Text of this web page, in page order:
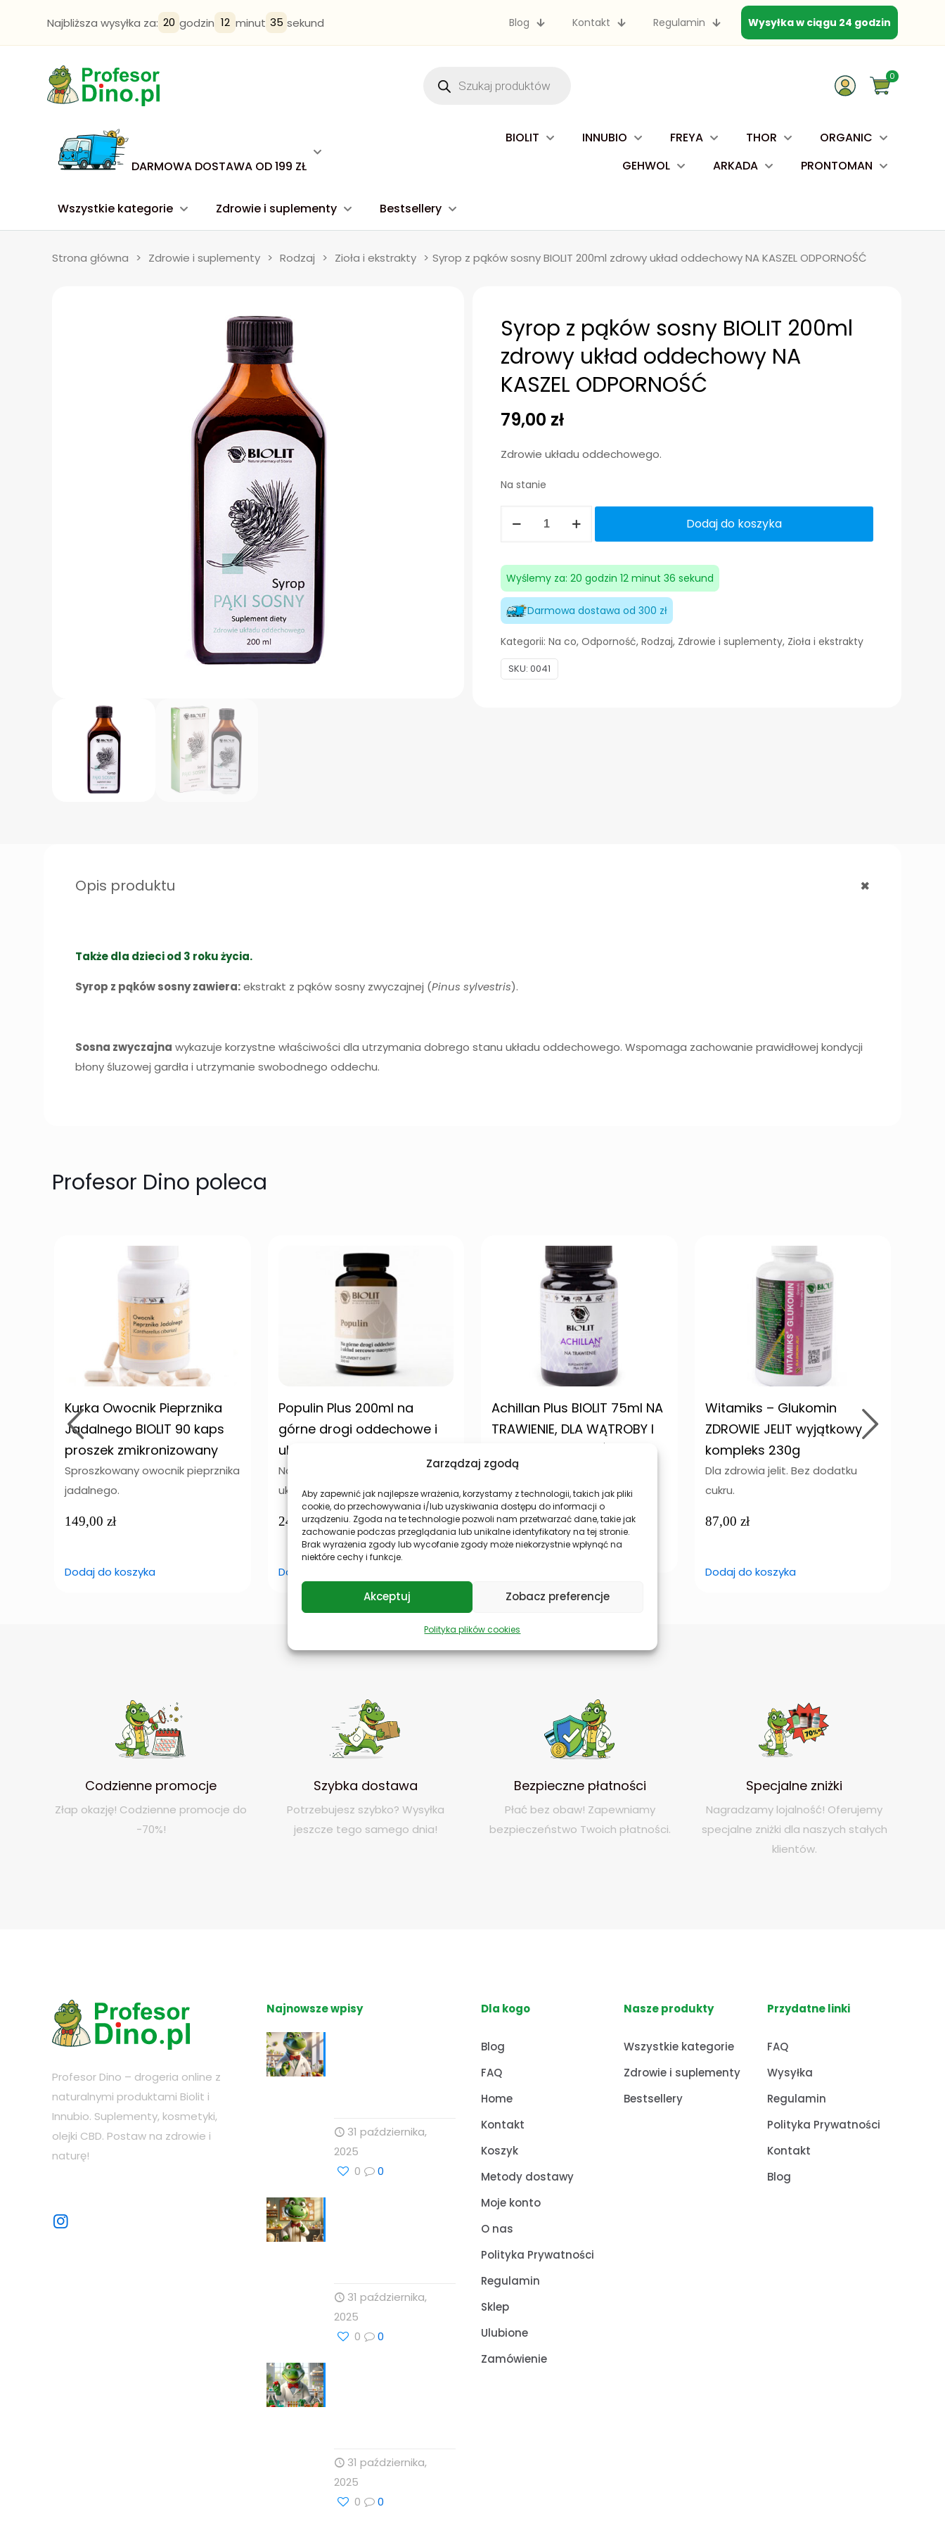
Zarządzaj zgodą
Aby zapewnić jak najlepsze wrażenia, korzystamy z technologii, takich jak pliki
cookie, do przechowywania i/lub uzyskiwania dostępu do informacji o
urządzeniu. Zgoda na te technologie pozwoli nam przetwarzać dane, takie jak
zachowanie podczas przeglądania lub unikalne identyfikatory na tej stronie.
Brak wyrażenia zgody lub wycofanie zgody może niekorzystnie wpłynąć na
niektóre cechy i funkcje.
Akceptuj Zobacz preferencje
Polityka plików cookies
Najbliższa wysyłka za: 20 godzin 12 minut 34 sekund Blog Kontakt Regulamin Wysyłka w ciągu 24 godzin
produktów 0
DARMOWA DOSTAWA OD 199 ZŁ
BIOLIT INNUBIO FREYA THOR
ORGANIC
GEHWOL
ARKADA PRONTOMAN
Wszystkie kategorie Zdrowie i suplementy Bestsellery
Strona główna > Zdrowie i suplementy > Rodzaj > Zioła i ekstrakty > Syrop z pąków sosny BIOLIT 200ml zdrowy układ oddechowy NA KASZEL ODPORNOŚĆ
Syrop z pąków sosny BIOLIT 200ml
zdrowy układ oddechowy NA
KASZEL ODPORNOŚĆ
79,00 zł
Zdrowie układu oddechowego.
Na stanie
pąków
sosny
BIOLIT
zdrowy
układ
Dodaj do koszyka
Wyślemy za: 20 godzin 12 minut 35 sekund
Darmowa dostawa od 300 zł
Kategorii: Na co, Odporność, Rodzaj, Zdrowie i suplementy, Zioła i ekstrakty
SKU: 0041
Opis produktu +
Także dla dzieci od 3 roku życia.
Syrop z pąków sosny zawiera:ekstrakt z pąków sosny zwyczajnej (Pinus sylvestris).
Sosna zwyczajna wykazuje korzystne właściwości dla utrzymania dobrego stanu układu oddechowego. Wspomaga zachowanie prawidłowej kondycji
błony śluzowej gardła i utrzymanie swobodnego oddechu.
Profesor Dino poleca
Kurka Owocnik Pieprznika
Jadalnego BIOLIT 90 kaps
proszek zmikronizowany
Sproszkowany owocnik pieprznika
jadalnego.
149,00 zł
Dodaj do koszyka
Populin Plus 200ml na
górne drogi oddechowe i
układ sercowo-naczyniowy
Na górne drogi oddechowe i
układ sercowo-naczyniowy.
240,00zł
Dodaj do koszyka
Achillan Plus BIOLIT 75ml NA
TRAWIENIE, DLA WĄTROBY I
Na trawienie.
102,00zł
Dodaj do koszyka
Witamiks – Glukomin
ZDROWIE JELIT wyjątkowy
kompleks 230g
Dla zdrowia jelit. Bez dodatku
cukru.
87,00 zł
Dodaj do koszyka
Codzienne promocje
Złap okazję! Codzienne promocje do
-70%!
Szybka dostawa
Potrzebujesz szybko? Wysyłka
jeszcze tego samego dnia!
Bezpieczne płatności
Płać bez obaw! Zapewniamy
bezpieczeństwo Twoich płatności.
Specjalne zniżki
Nagradzamy lojalność! Oferujemy
specjalne zniżki dla naszych stałych
klientów.
Profesor Dino – drogeria online z
naturalnymi produktami Biolit i
Innubio. Suplementy, kosmetyki,
olejki CBD. Postaw na zdrowie i
naturę!
Najnowsze wpisy
31 października,
2025
0
0
31 października,
2025
0
0
31 października,
2025
0
0
Dla kogo
Blog
FAQ
Home
Kontakt
Koszyk
Metody dostawy
Moje konto
O nas
Polityka Prywatności
Regulamin
Sklep
Ulubione
Zamówienie
Nasze produkty
Wszystkie kategorie
Zdrowie i suplementy
Bestsellery
Przydatne linki
FAQ
Wysyłka
Regulamin
Polityka Prywatności
Kontakt
Blog